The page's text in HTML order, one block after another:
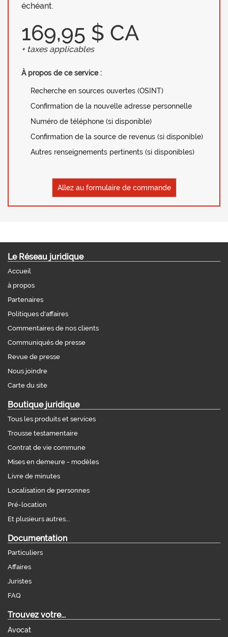
échéant.
169,95 $ CA
+ taxes applicables
À propos de ce service :
Recherche en sources ouvertes (OSINT)
Confirmation de la nouvelle adresse personnelle
Numéro de téléphone (si disponible)
Confirmation de la source de revenus (si disponible)
Autres renseignements pertinents (si disponibles)
Allez au formulaire de commande
Le Réseau juridique
Accueil
à propos
Partenaires
Politiques d'affaires
Commentaires de nos clients
Communiqués de presse
Revue de presse
Nous joindre
Carte du site
Boutique juridique
Tous les produits et services
Trousse testamentaire
Contrat de vie commune
Mises en demeure - modèles
Livre de minutes
Localisation de personnes
Pré-location
Et plusieurs autres...
Documentation
Particuliers
Affaires
Juristes
FAQ
Trouvez votre...
Avocat